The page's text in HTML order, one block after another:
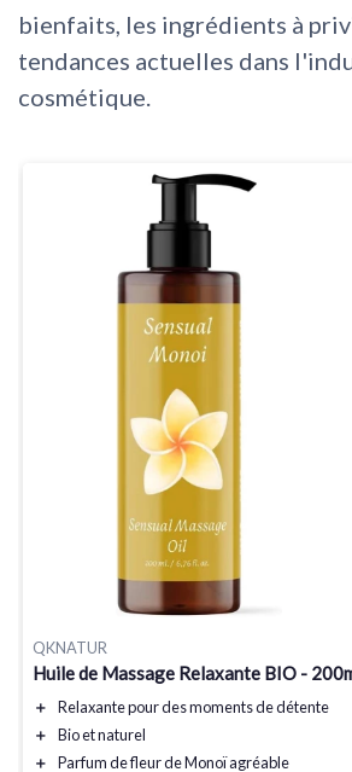
bienfaits, les ingrédients à
tendances actuelles dans
cosmétique.
QKNATUR
Huile de Massage Relaxante BIO -
＋ Relaxantepour des moments de détente
＋
Bioet naturel
＋
Parfumde fleur de Monoï agréable